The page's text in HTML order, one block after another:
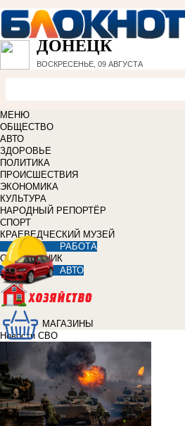
ДОНЕЦК
ВОСКРЕСЕНЬЕ, 09 АВГУСТА
МЕНЮ
ОБЩЕСТВО
АВТО
ЗДОРОВЬЕ
ПОЛИТИКА
ПРОИСШЕСТВИЯ
ЭКОНОМИКА
КУЛЬТУРА
НАРОДНЫЙ РЕПОРТЁР
СПОРТ
КРАЕВЕДЧЕСКИЙ МУЗЕЙ
РАБОТА
СПРАВОЧНИК
АВТО
МАГАЗИНЫ
Новости СВО